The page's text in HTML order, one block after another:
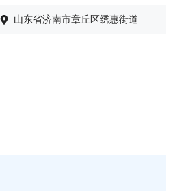
山东省济南市章丘区绣惠街道